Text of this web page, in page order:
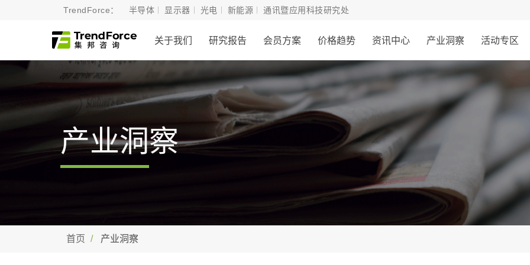
TrendForce： 半导体 显示器 光电 新能源 通讯暨应用科技研究处
关于我们 研究报告 会员方案 价格趋势 资讯中心 产业洞察 活动专区
产业洞察
首页 产业洞察